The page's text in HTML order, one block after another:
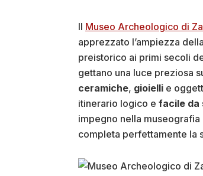
Il Museo Archeologico di
apprezzato l’ampiezza
preistorico ai primi secoli
gettano una luce preziosa
ceramiche, gioielli e
itinerario logico e facile da
impegno nella museografia
completa perfettamente la